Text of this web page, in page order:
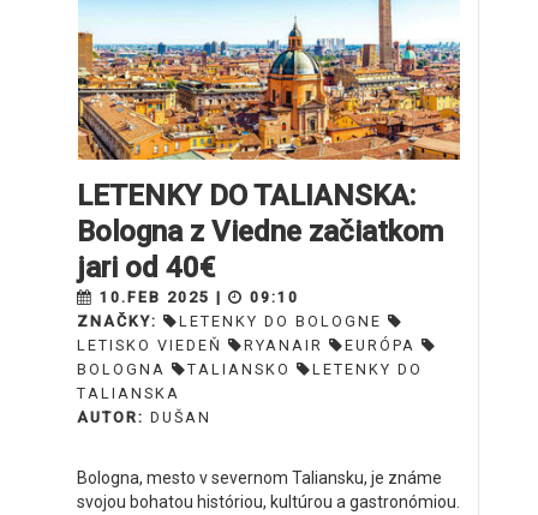
LETENKY DO TALIANSKA:
Bologna z Viedne začiatkom
jari od 40€
10.FEB 2025 |
09:10
ZNAČKY:
LETENKY DO BOLOGNE
LETISKO VIEDEŇ
RYANAIR
EURÓPA
BOLOGNA
TALIANSKO
LETENKY DO
TALIANSKA
AUTOR: DUŠAN
Bologna, mesto v severnom Taliansku, je známe
svojou bohatou históriou, kultúrou a gastronómiou.